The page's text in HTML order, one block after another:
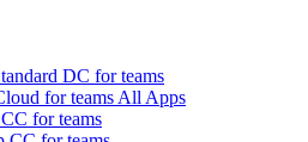
DC for teams
for teams All Apps
for teams